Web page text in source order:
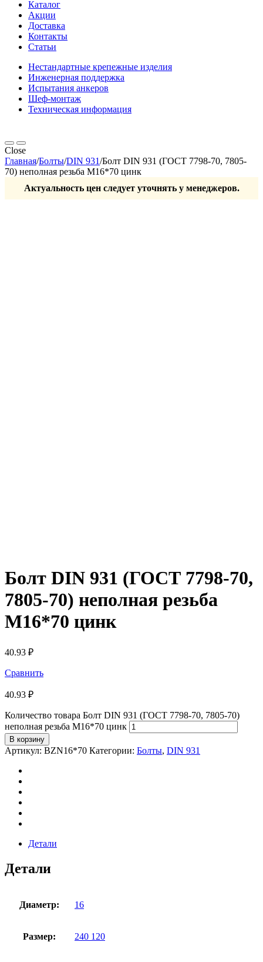
Каталог
Акции
Доставка
Контакты
Статьи
Нестандартные крепежные изделия
Инженерная поддержка
Испытания анкеров
Шеф-монтаж
Техническая информация
Close
Главная/Болты/DIN 931/Болт DIN 931 (ГОСТ 7798-70, 7805-
70) неполная резьба М16*70 цинк
Актуальность цен следует уточнять у менеджеров.
Болт DIN 931 (ГОСТ 7798-70,
7805-70) неполная резьба
М16*70 цинк
40.93 ₽
Сравнить
40.93 ₽
Количество товара Болт DIN 931 (ГОСТ 7798-70, 7805-70)
неполная резьба М16*70 цинк
В корзину
Артикул: BZN16*70 Категории: Болты, DIN 931
Детали
Детали
Диаметр: 16
Размер: 240 120